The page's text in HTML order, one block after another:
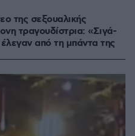
της σεξουαλικής
τραγουδίστρια: «Σιγά-
από τη μπάντα της